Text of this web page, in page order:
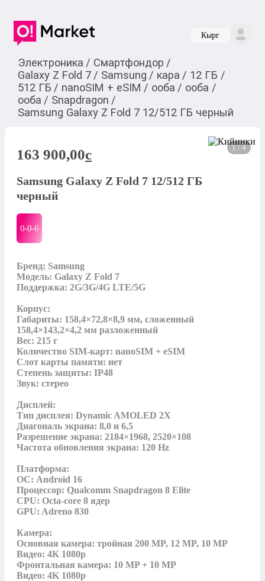
Кырг
Электроника / Смартфондор /
Galaxy Z Fold 7 / Samsung / кара / 12 ГБ /
512 ГБ / nanoSIM + eSIM / ооба / ооба /
ооба / Snapdragon /
Samsung Galaxy Z Fold 7 12/512 ГБ черный
1 / 4
163 900,00c
Samsung Galaxy Z Fold 7 12/512 ГБ
черный
0-0-6
Бренд: Samsung
Модель: Galaxy Z Fold 7
Поддержка: 2G/3G/4G LTE/5G
Корпус:
Габариты: 158,4×72,8×8,9 мм, сложенный
158,4×143,2×4,2 мм разложенный
Вес: 215 г
Количество SIM-карт: nanoSIM + eSIM
Слот карты памяти: нет
Степень защиты: IP48
Звук: стерео
Дисплей:
Тип дисплея: Dynamic AMOLED 2X
Диагональ экрана: 8,0 и 6,5
Разрешение экрана: 2184×1968, 2520×108
Частота обновления экрана: 120 Hz
Платформа:
ОС: Android 16
Процессор: Qualcomm Snapdragon 8 Elite
CPU: Octa-core 8 ядер
GPU: Adreno 830
Камера:
Основная камера: тройная 200 MP, 12 MP, 10 MP
Видео: 4K 1080p
Фронтальная камера: 10 MP + 10 MP
Видео: 4K 1080p